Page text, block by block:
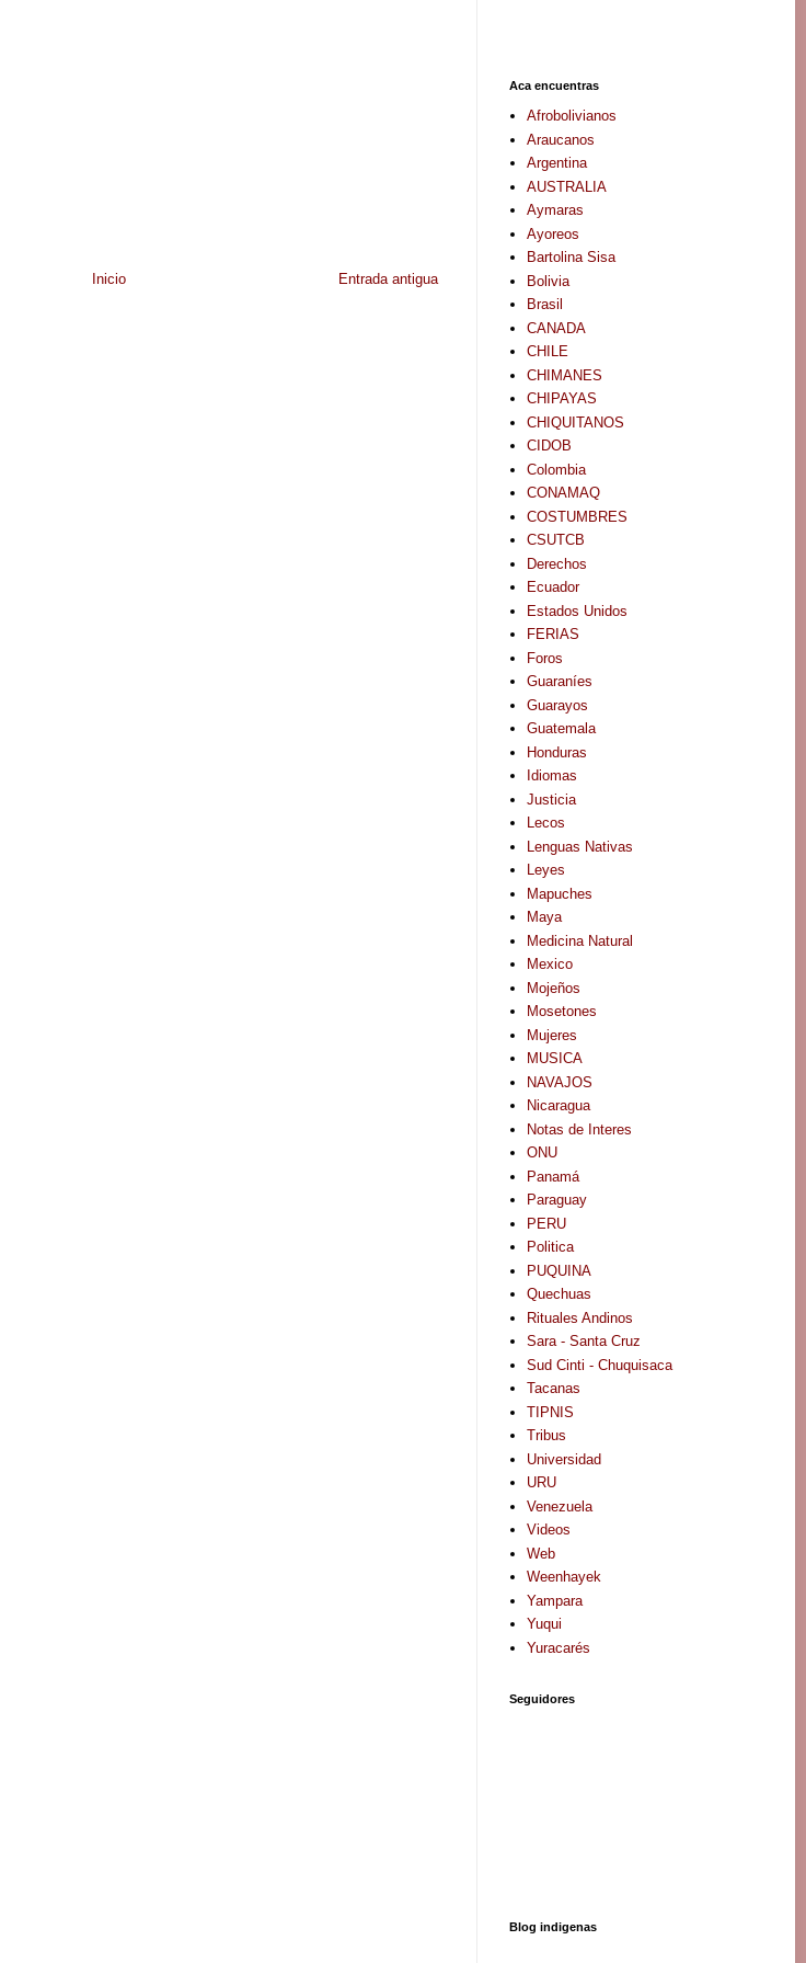
Entrada antigua
Inicio
Aca encuentras
Afrobolivianos
Araucanos
Argentina
AUSTRALIA
Aymaras
Ayoreos
Bartolina Sisa
Bolivia
Brasil
CANADA
CHILE
CHIMANES
CHIPAYAS
CHIQUITANOS
CIDOB
Colombia
CONAMAQ
COSTUMBRES
CSUTCB
Derechos
Ecuador
Estados Unidos
FERIAS
Foros
Guaraníes
Guarayos
Guatemala
Honduras
Idiomas
Justicia
Lecos
Lenguas Nativas
Leyes
Mapuches
Maya
Medicina Natural
Mexico
Mojeños
Mosetones
Mujeres
MUSICA
NAVAJOS
Nicaragua
Notas de Interes
ONU
Panamá
Paraguay
PERU
Politica
PUQUINA
Quechuas
Rituales Andinos
Sara - Santa Cruz
Sud Cinti - Chuquisaca
Tacanas
TIPNIS
Tribus
Universidad
URU
Venezuela
Videos
Web
Weenhayek
Yampara
Yuqui
Yuracarés
Seguidores
Blog indigenas